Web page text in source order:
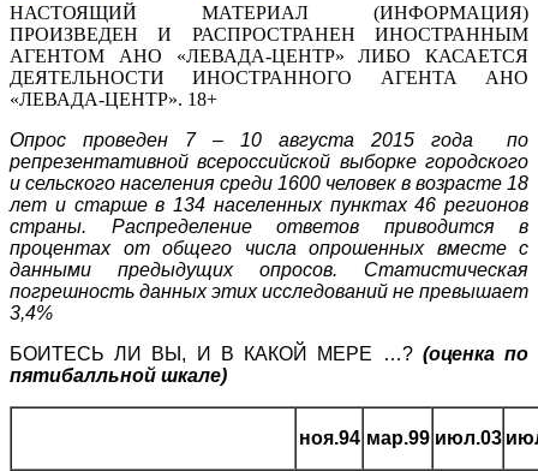
НАСТОЯЩИЙ МАТЕРИАЛ (ИНФОРМАЦИЯ)
ПРОИЗВЕДЕН И РАСПРОСТРАНЕН ИНОСТРАННЫМ
АГЕНТОМ АНО «ЛЕВАДА-ЦЕНТР» ЛИБО КАСАЕТСЯ
ДЕЯТЕЛЬНОСТИ ИНОСТРАННОГО АГЕНТА АНО
«ЛЕВАДА-ЦЕНТР». 18+
Опрос проведен 7 – 10 августа 2015 года по
репрезентативной всероссийской выборке городского
и сельского населения среди 1600 человек в возрасте 18
лет и старше в 134 населенных пунктах 46 регионов
страны. Распределение ответов приводится в
процентах от общего числа опрошенных вместе с
данными предыдущих опросов. Статистическая
погрешность данных этих исследований не превышает
3,4%
БОИТЕСЬ ЛИ ВЫ, И В КАКОЙ МЕРЕ …? (оценка по
пятибалльной шкале)
ноя.94 мар.99 июл.03